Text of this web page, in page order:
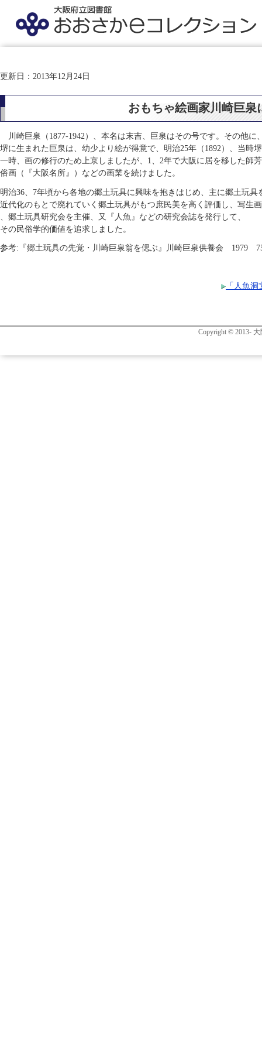
更新日：2013年12月24日
おもちゃ絵画家川崎巨
川崎巨泉（1877-1942）、本名は末吉、巨泉はその号です。その他に
堺に生まれた巨泉は、幼少より絵が得意で、明治25年（1892）、当
一時、画の修行のため上京しましたが、1、2年で大阪に居を移した師
俗画（『大阪名所』）などの画業を続けました。
明治36、7年頃から各地の郷土玩具に興味を抱きはじめ、主に郷土玩
近代化のもとで廃れていく郷土玩具がもつ庶民美を高く評価し、写生
、郷土玩具研究会を主催、又『人魚』などの研究会誌を発行して、
その民俗学的価値を追求しました。
参考:『郷土玩具の先覚・川崎巨泉翁を偲ぶ』川崎巨泉供養会 1979
「人魚
Copyright © 2013-